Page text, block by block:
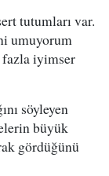
tutumları var.
umuyorum
fazla iyimser
söyleyen
büyük
gördüğünü